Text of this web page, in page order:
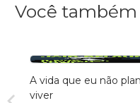
Você
A vida que eu não
viver